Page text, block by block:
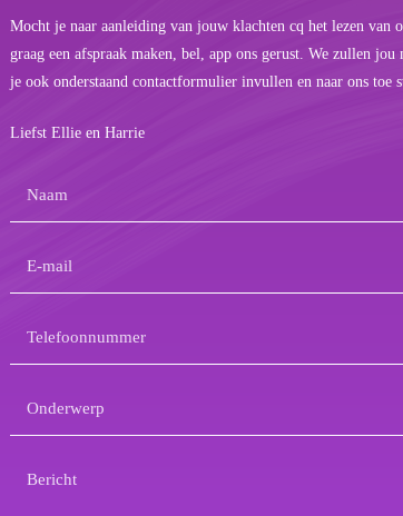
Mocht je naar aanleiding van jouw klachten cq het lezen van
graag een afspraak maken, bel, app ons gerust. We zullen
je ook onderstaand contactformulier invullen en naar ons toe
Liefst Ellie en Harrie